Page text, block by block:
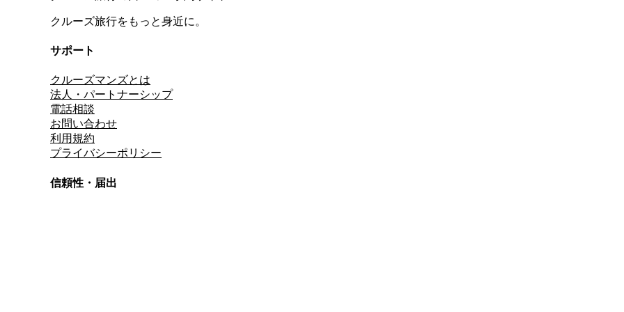
クルーズ旅行をもっと身近に。
サポート
クルーズマンズとは
法人・パートナーシップ
電話相談
お問い合わせ
利用規約
プライバシーポリシー
信頼性・届出